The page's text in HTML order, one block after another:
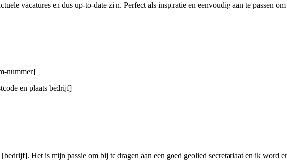
vacatures en dus up-to-date zijn. Perfect als inspiratie en eenvoudig aan te passen
nummer]
en plaats bedrijf]
Het is mijn passie om bij te dragen aan een goed geolied secretariaat en ik word